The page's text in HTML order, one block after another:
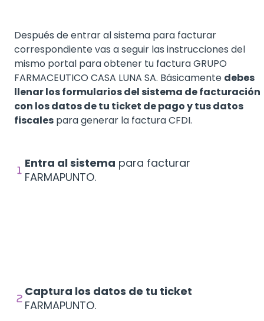
Después de entrar al sistema para facturar
correspondiente vas a seguir las instrucciones del
mismo portal para obtener tu factura GRUPO
FARMACEUTICO CASA LUNA SA. Básicamente debes
llenar los formularios del sistema de facturación
con los datos de tu ticket de pago y tus datos
fiscales para generar la factura CFDI.
Entra al sistema para facturar
FARMAPUNTO.
Captura los datos de tu ticket
FARMAPUNTO.